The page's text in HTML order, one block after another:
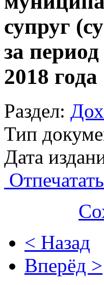
супруг
за
2018 года
Раздел:
Тип
Дата
Отпечатать
< Назад
Вперёд >